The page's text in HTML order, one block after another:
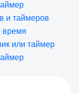
и таймеров
время
или таймер